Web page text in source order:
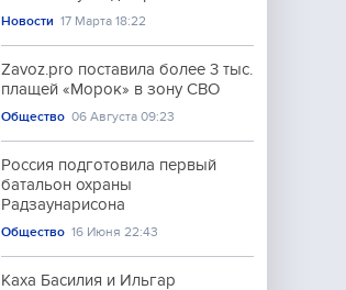
Новости 17 Марта 18:22
Zavoz.pro поставила более 3 тыс.
плащей «Морок» в зону СВО
Общество 06 Августа 09:23
Россия подготовила первый
батальон охраны
Радзаунарисона
Общество 16 Июня 22:43
Каха Басилия и Ильгар